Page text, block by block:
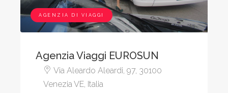
AGENZIA DI VIAGGI
Agenzia Viaggi EUROSUN
Via Aleardo Aleardi, 97, 30100
Venezia VE, Italia